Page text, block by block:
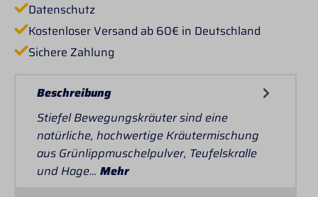
Datenschutz
Kostenloser Versand ab 60€ in Deutschland
Sichere Zahlung
Beschreibung
Stiefel Bewegungskräuter sind eine
natürliche, hochwertige Kräutermischung
aus Grünlippmuschelpulver, Teufelskralle
und Hage… Mehr